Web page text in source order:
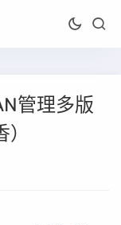
管理多版